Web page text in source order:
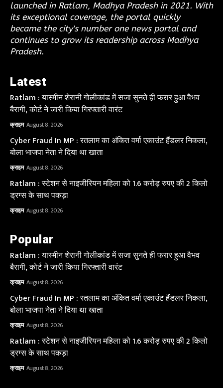
launched in Ratlam, Madhya Pradesh in 2021. With
its exceptional coverage, the portal quickly
became the city's number one news portal and
continues to grow its readership across Madhya
Pradesh.
Latest
Ratlam : यास्मीन शेरानी गोलीकांड में सजा सुनते ही फरार हुआ वैभव
बैरागी, कोर्ट ने जारी किया गिरफ्तारी वारंट
क्राइम August 8, 2026
Cyber Fraud In MP : रतलाम का अंकित वर्मा एकाउंट हैंडलर निकला,
बोला भाजपा नेता ने दिया था खाता
क्राइम August 8, 2026
Ratlam : स्टेशन से नाइजीरियन महिला को 1.6 करोड़ रुपए की 2 किलो
ड्रग्स के साथ पकड़ा
क्राइम August 8, 2026
Popular
Ratlam : यास्मीन शेरानी गोलीकांड में सजा सुनते ही फरार हुआ वैभव
बैरागी, कोर्ट ने जारी किया गिरफ्तारी वारंट
क्राइम August 8, 2026
Cyber Fraud In MP : रतलाम का अंकित वर्मा एकाउंट हैंडलर निकला,
बोला भाजपा नेता ने दिया था खाता
क्राइम August 8, 2026
Ratlam : स्टेशन से नाइजीरियन महिला को 1.6 करोड़ रुपए की 2 किलो
ड्रग्स के साथ पकड़ा
क्राइम August 8, 2026